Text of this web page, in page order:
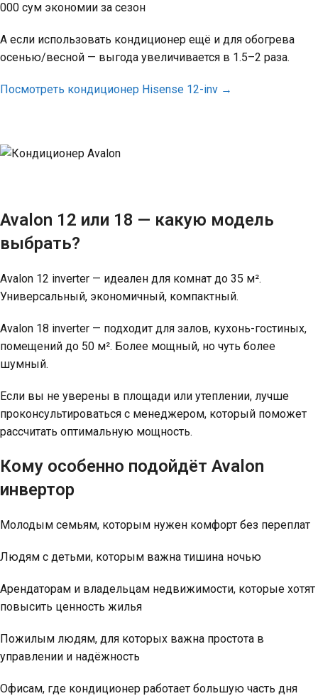
000 сум экономии за сезон
А если использовать кондиционер ещё и для обогрева
осенью/весной — выгода увеличивается в 1.5–2 раза.
Посмотреть кондиционер Hisense 12-inv →
Avalon 12 или 18 — какую модель
выбрать?
Avalon 12 inverter — идеален для комнат до 35 м².
Универсальный, экономичный, компактный.
Avalon 18 inverter — подходит для залов, кухонь-гостиных,
помещений до 50 м². Более мощный, но чуть более
шумный.
Если вы не уверены в площади или утеплении, лучше
проконсультироваться с менеджером, который поможет
рассчитать оптимальную мощность.
Кому особенно подойдёт Avalon
инвертор
Молодым семьям, которым нужен комфорт без переплат
Людям с детьми, которым важна тишина ночью
Арендаторам и владельцам недвижимости, которые хотят
повысить ценность жилья
Пожилым людям, для которых важна простота в
управлении и надёжность
Офисам, где кондиционер работает большую часть дня